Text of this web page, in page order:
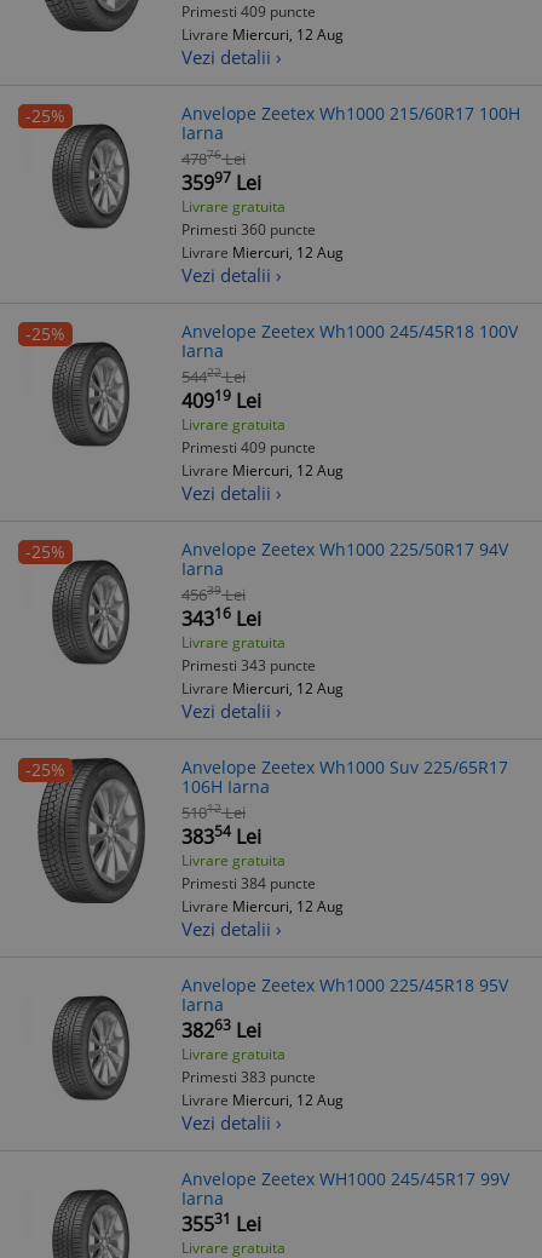
Primesti 409 puncte
Livrare Miercuri, 12 Aug
Vezi detalii ›
-25%
Anvelope Zeetex Wh1000 215/60R17 100H
Iarna
47876 Lei
35997 Lei
Livrare gratuita
Primesti 360 puncte
Livrare Miercuri, 12 Aug
Vezi detalii ›
-25%
Anvelope Zeetex Wh1000 245/45R18 100V
Iarna
54422 Lei
40919 Lei
Livrare gratuita
Primesti 409 puncte
Livrare Miercuri, 12 Aug
Vezi detalii ›
-25%
Anvelope Zeetex Wh1000 225/50R17 94V
Iarna
45639 Lei
34316 Lei
Livrare gratuita
Primesti 343 puncte
Livrare Miercuri, 12 Aug
Vezi detalii ›
-25%
Anvelope Zeetex Wh1000 Suv 225/65R17
106H Iarna
51012 Lei
38354 Lei
Livrare gratuita
Primesti 384 puncte
Livrare Miercuri, 12 Aug
Vezi detalii ›
Anvelope Zeetex Wh1000 225/45R18 95V
Iarna
38263 Lei
Livrare gratuita
Primesti 383 puncte
Livrare Miercuri, 12 Aug
Vezi detalii ›
Anvelope Zeetex WH1000 245/45R17 99V
Iarna
35531 Lei
Livrare gratuita